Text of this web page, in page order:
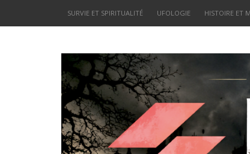
SURVIE ET SPIRITUALITÉ UFOLOGIE HISTOIRE ET